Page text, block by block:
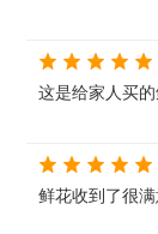
这是给家人买
鲜花收到了很